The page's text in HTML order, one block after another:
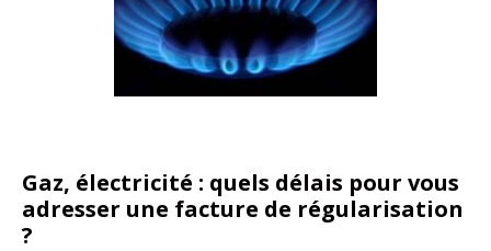
Gaz, électricité : quels délais pour vous
adresser une facture de régularisation
?